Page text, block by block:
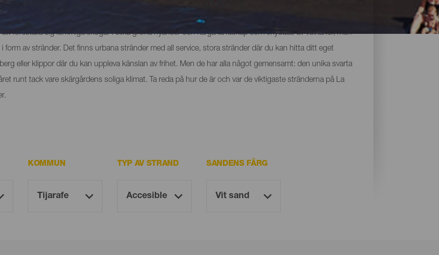
föreställa sig lummiga skogar i olika gröna nyanser och karga landskap som skyddas av vulkaner, men
form av stränder. Det finns urbana stränder med all service, stora stränder där du kan hitta ditt eget
eller klippor där du kan uppleva känslan av frihet. Men de har alla något gemensamt: den unika svarta
runt tack vare skärgårdens soliga klimat. Ta reda på hur de är och var de viktigaste stränderna på La
KOMMUN TYP AV STRAND SANDENS FÄRG